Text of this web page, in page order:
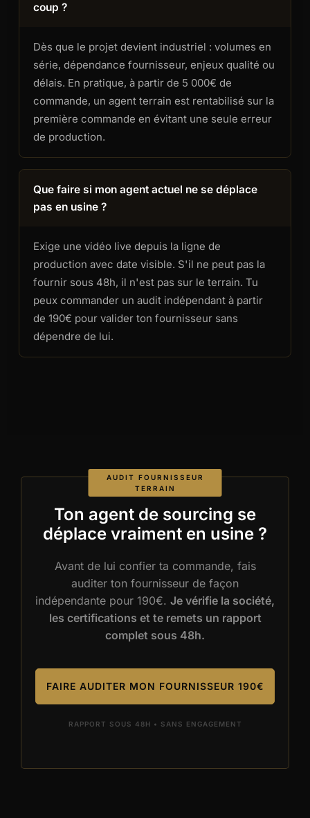
coup ?
Dès que le projet devient industriel : volumes en
série, dépendance fournisseur, enjeux qualité ou
délais. En pratique, à partir de 5 000€ de
commande, un agent terrain est rentabilisé sur la
première commande en évitant une seule erreur
de production.
Que faire si mon agent actuel ne se déplace
pas en usine ?
Exige une vidéo live depuis la ligne de
production avec date visible. S'il ne peut pas la
fournir sous 48h, il n'est pas sur le terrain. Tu
peux commander un audit indépendant à partir
de 190€ pour valider ton fournisseur sans
dépendre de lui.
AUDIT FOURNISSEUR
TERRAIN
Ton agent de sourcing se
déplace vraiment en usine ?
Avant de lui confier ta commande, fais
auditer ton fournisseur de façon
indépendante pour 190€. Je vérifie la société,
les certifications et te remets un rapport
complet sous 48h.
FAIRE AUDITER MON FOURNISSEUR 190€
RAPPORT SOUS 48H • SANS ENGAGEMENT